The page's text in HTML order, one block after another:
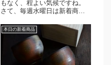
もなく、程よい気候ですね。
さて、毎週水曜日は新着商品
芳照作 火襷皿 2点。シンプ
ルな造形のうつわになりま
す。縁が少し立ち上がってい
るので汁物も気軽に盛りつけ
ていただけます。濃厚な緋襷
本日の新着商品